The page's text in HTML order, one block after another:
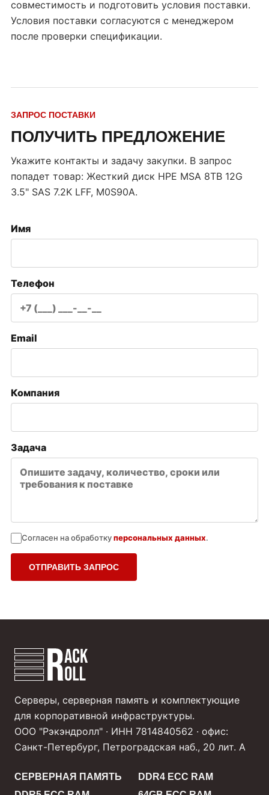
совместимость и подготовить условия поставки.
Условия поставки согласуются с менеджером
после проверки спецификации.
ЗАПРОС ПОСТАВКИ
ПОЛУЧИТЬ ПРЕДЛОЖЕНИЕ
Укажите контакты и задачу закупки. В запрос
попадет товар: Жесткий диск HPE MSA 8TB 12G
3.5" SAS 7.2K LFF, M0S90A.
Имя
Телефон
Email
Компания
Задача
Согласен на обработкуперсональных данных.
ОТПРАВИТЬ ЗАПРОС
Серверы, серверная память и комплектующие
для корпоративной инфраструктуры.
ООО "Рэкэндролл" · ИНН 7814840562 · офис:
Санкт-Петербург, Петроградская наб., 20 лит. А
СЕРВЕРНАЯ ПАМЯТЬ
DDR4 ECC RAM